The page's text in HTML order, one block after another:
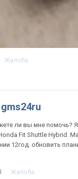
Жалоба
gms24ru
ли вы мне помочь?
Fit Shuttle Hybrid.
12год. обновить
Жалоба